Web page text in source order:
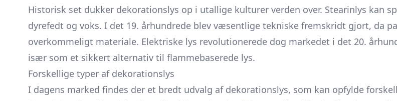
Historisk set dukker dekorationslys op i utallige kulturer verden over. Stearinlys kan
dyrefedt og voks. I det 19. århundrede blev væsentlige tekniske fremskridt gjort, da
overkommeligt materiale. Elektriske lys revolutionerede dog markedet i det 20.
især som et sikkert alternativ til flammebaserede lys.
Forskellige typer af dekorationslys
I dagens marked findes der et bredt udvalg af dekorationslys, som kan opfylde